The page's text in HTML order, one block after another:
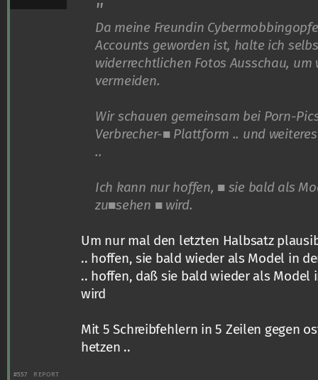
Da meine Freundin
Accounts geworden ist, halte ich
widerrechtlichen Fotos Ausschau, um
vermeiden.
Wir schauen gemeinsam bei Porn-
Verbrecher-■ Plattform .. und
..
Ich kann nur hoffen, ■ sie bald als
zu■sehen ■ wird.
Um nur mal den letzten Halbsatz
.. hoffen, sie bald wieder als Model in
.. hoffen, daß sie bald wieder als Model
wird
Mit 5 Schreibfehlern in 5 Zeilen gegen
hetzen ..
#557 REPORT